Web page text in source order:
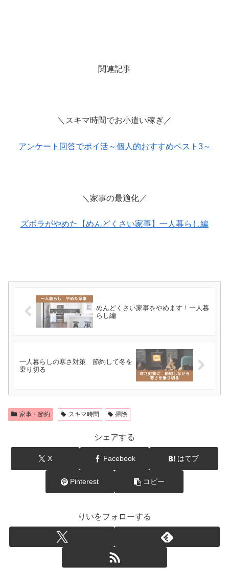
関連記事
＼スキマ時間でお小遣い稼ぎ／
アンケート回答でポイ活～個人的おすすめベスト3～
＼家事の最適化／
ズボラがやめた【めんどくさい家事】一人暮らし編
めんどくさい家事をやめます！一人暮
らし編
一人暮らしの寒さ対策 節約して冬を
乗り切る
家事・節約 スキマ時間 掃除
シェアする
X Facebook はてブ
Pinterest コピー
りいをフォローする